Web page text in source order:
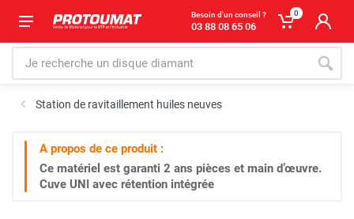
Besoin d'un conseil ?
03 88 08 65 06
0
Station de ravitaillement huiles neuves
A propos de ce produit :
Ce matériel est garanti 2 ans pièces et main d’œuvre.
Cuve UNI avec rétention intégrée